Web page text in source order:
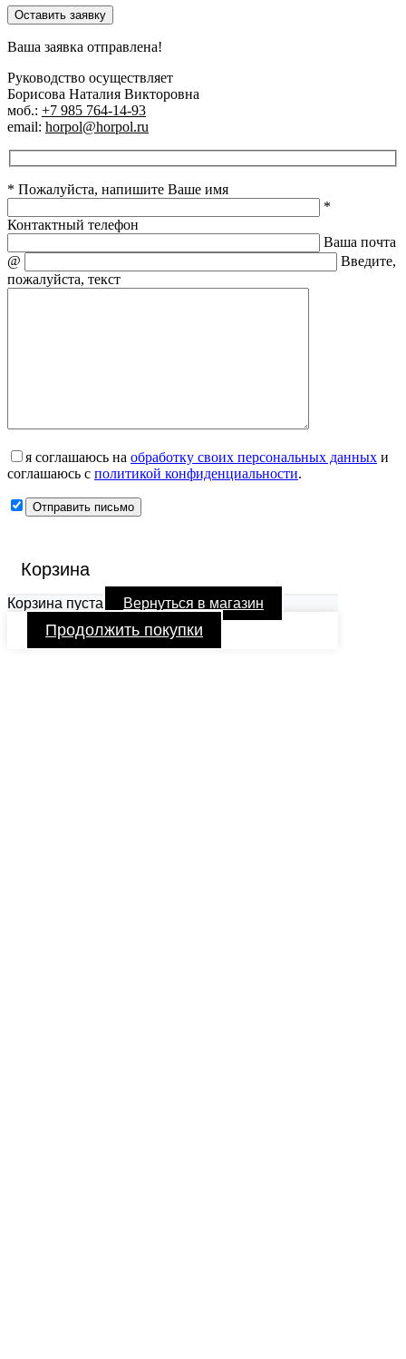
Оставить заявку
Ваша заявка отправлена!
Руководство осуществляет
Борисова Наталия Викторовна
моб.: +7 985 764-14-93
email: horpol@horpol.ru
* Пожалуйста, напишите Ваше имя
*
Контактный телефон
Ваша почта
@
Введите,
пожалуйста, текст
я соглашаюсь на обработку своих персональных данных и
соглашаюсь с политикой конфиденциальности.
Корзина
Корзина пуста Вернуться в магазин
Продолжить покупки